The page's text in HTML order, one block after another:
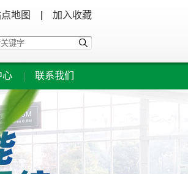
地图 加入收藏
心 联系我们